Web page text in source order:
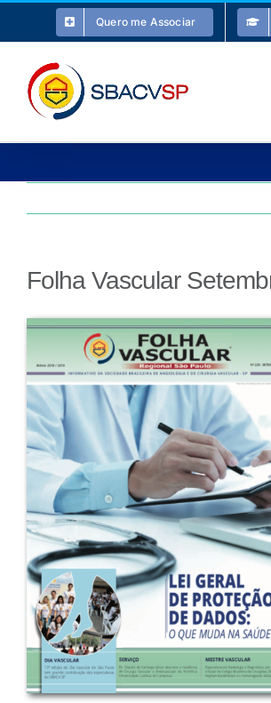
o
conteúdo
Quero me Associar
Folha Vascular